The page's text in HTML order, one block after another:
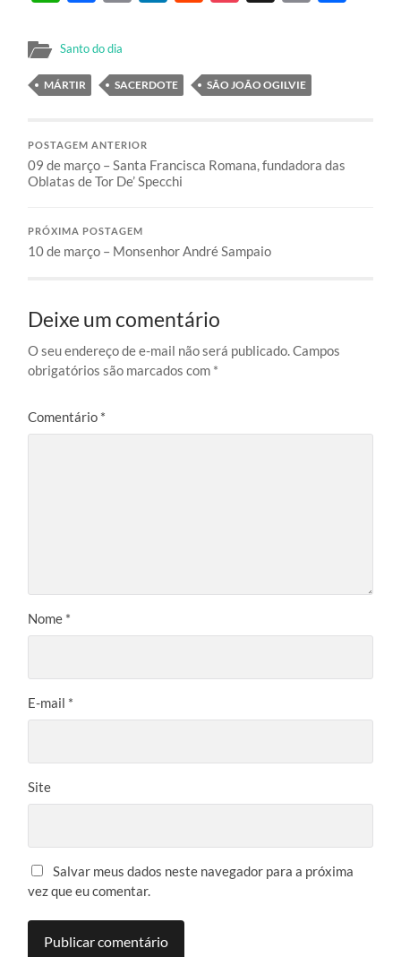
Santo do dia
MÁRTIR SACERDOTE SÃO JOÃO OGILVIE
POSTAGEM ANTERIOR
09 de março – Santa Francisca Romana, fundadora das
Oblatas de Tor De’ Specchi
PRÓXIMA POSTAGEM
10 de março – Monsenhor André Sampaio
Deixe um comentário
O seu endereço de e-mail não será publicado.Campos
obrigatórios são marcados com *
Comentário *
Nome *
E-mail *
Site
Salvar meus dados neste navegador para a próxima
vez que eu comentar.